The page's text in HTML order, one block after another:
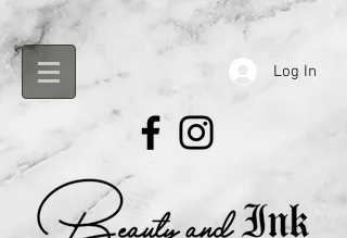
Log In